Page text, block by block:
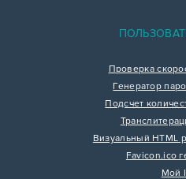
Проверка
Генератор
Подсчет
Визуальный HTML
Favicon.ico
Мой